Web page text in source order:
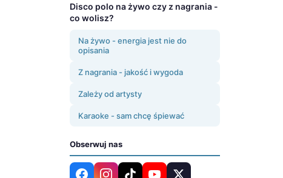
Disco polo na żywo czy z nagrania -
co wolisz?
Na żywo - energia jest nie do
opisania
Z nagrania - jakość i wygoda
Zależy od artysty
Karaoke - sam chcę śpiewać
Obserwuj nas